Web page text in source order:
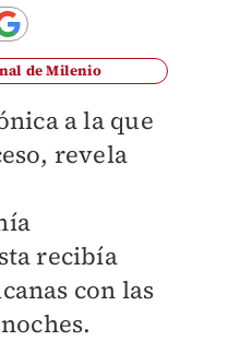
de Milenio
a la que
revela
recibía
con las